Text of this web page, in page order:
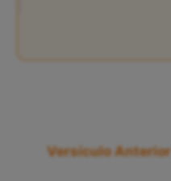
Versículo Anterior